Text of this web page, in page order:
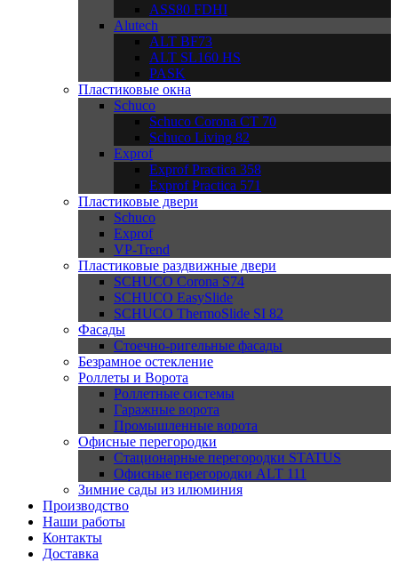
ASS80 FDHI
Alutech
ALT BF73
ALT SL160 HS
PASK
Пластиковые окна
Schuco
Schuco Corona CT 70
Schuco Living 82
Exprof
Exprof Practica 358
Exprof Practica 571
Пластиковые двери
Schuco
Exprof
VP-Trend
Пластиковые раздвижные двери
SCHUCO Corona S74
SCHUCO EasySlide
SCHUCO ThermoSlide SI 82
Фасады
Стоечно-ригельные фасады
Безрамное остекление
Роллеты и Ворота
Роллетные системы
Гаражные ворота
Промышленные ворота
Офисные перегородки
Стационарные перегородки STATUS
Офисные перегородки ALT 111
Зимние сады из илюминия
Производство
Наши работы
Контакты
Доставка